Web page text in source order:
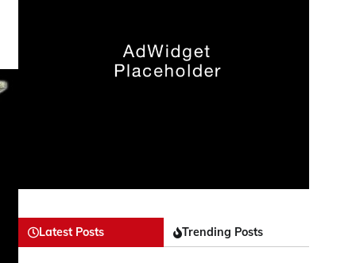
Latest Posts Trending Posts